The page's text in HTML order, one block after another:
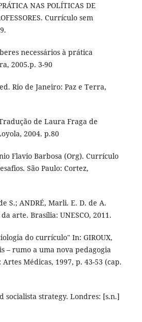
NAS POLÍTICAS DE
Currículo sem
necessários à prática
2005.p. 3-90
Rio de Janeiro: Paz e Terra,
de Laura Fraga de
2004. p.80
Flavio Barbosa (Org). Currículo
São Paulo: Cortez,
S.; ANDRÉ, Marli. E. D. de A.
arte. Brasília: UNESCO, 2011.
do currículo" In: GIROUX,
– rumo a uma nova pedagogia
Médicas, 1997, p. 43-53 (cap.
socialista strategy. Londres: [s.n.]